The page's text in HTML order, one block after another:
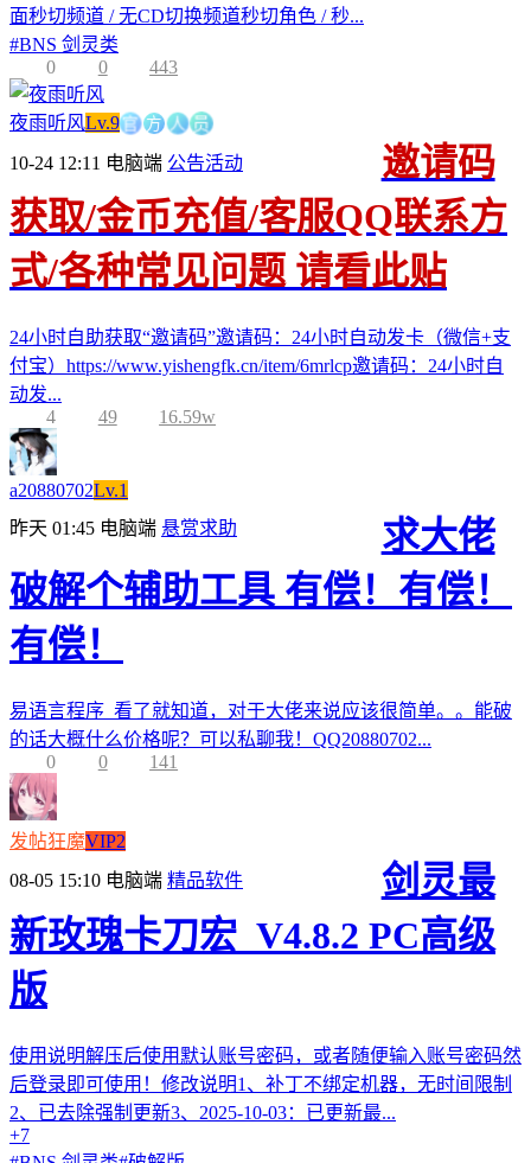
面秒切频道 / 无CD切换频道秒切角色 / 秒...
#BNS 剑灵类
0
0 443
夜雨听风Lv.9官方人员
10-24 12:11 电脑端 公告活动
邀请码
获取/金币充值/客服QQ联系方
式/各种常见问题 请看此贴
24小时自助获取“邀请码”邀请码：24小时自动发卡（微信+支
付宝）https://www.yishengfk.cn/item/6mrlcp邀请码：24小时自
动发...
4
49 16.59w
a20880702Lv.1
昨天 01:45 电脑端 悬赏求助
求大佬
破解个辅助工具 有偿！有偿！
有偿！
易语言程序 看了就知道，对于大佬来说应该很简单。。能破
的话大概什么价格呢？可以私聊我！QQ20880702...
0
0 141
发帖狂魔VIP2
08-05 15:10 电脑端 精品软件
剑灵最
新玫瑰卡刀宏_V4.8.2 PC高级
版
使用说明解压后使用默认账号密码，或者随便输入账号密码然
后登录即可使用！修改说明1、补丁不绑定机器，无时间限制
2、已去除强制更新3、2025-10-03：已更新最...
+7